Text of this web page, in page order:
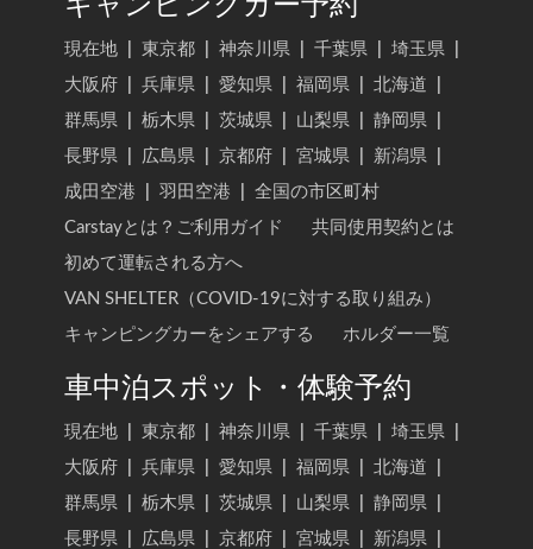
キャンピングカー予約
現在地 東京都 神奈川県 千葉県 埼玉県
大阪府
兵庫県 愛知県 福岡県 北海道
群馬県
栃木県 茨城県 山梨県 静岡県
長野県
広島県 京都府 宮城県 新潟県
成田空港
羽田空港
全国の市区町村
Carstayとは？ご利用ガイド
共同使用契約とは
初めて運転される方へ
VAN SHELTER（COVID-19に対する取り組み）
キャンピングカーをシェアする
ホルダー一覧
車中泊スポット・体験予約
現在地 東京都 神奈川県 千葉県 埼玉県
大阪府
兵庫県 愛知県 福岡県 北海道
群馬県
栃木県 茨城県 山梨県 静岡県
長野県
広島県 京都府 宮城県 新潟県